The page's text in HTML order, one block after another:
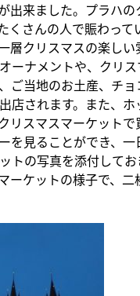
出来ました。プラハの
くさんの人で賑わって
層クリスマスの楽しい
ーナメントや、クリス
ご当地のお土産、チョ
店されます。また、ホ
リスマスマーケットで
を見ることができ、一
トの写真を添付してお
ーケットの様子で、二